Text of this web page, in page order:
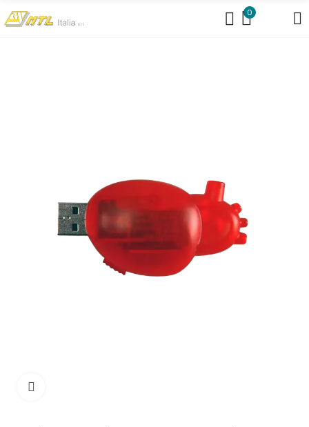
0
https://www.mtlit.it/bustine-portanomi/
https://www.mtlit.it/collarini-
portabadge/